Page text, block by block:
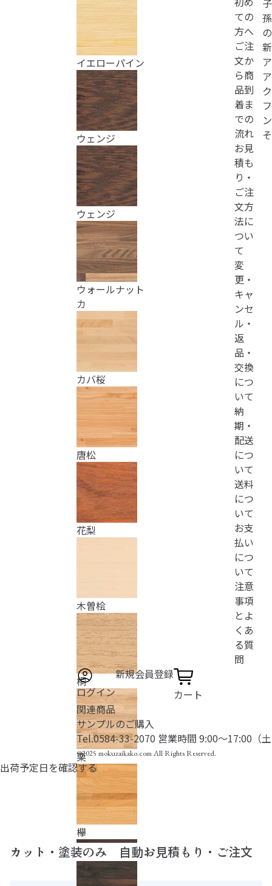
イエローパイン
ウェンジ
ウェンジ
ウォールナット
カ
カバ桜
唐松
花梨
木曽桧
桐
栗
欅
ての
方へ
ご注
文か
ら商
品到
着ま
での
流れ
お見
積も
り・
ご注
文方
法に
つい
て
変
更・
キャ
ンセ
ル・
返
品・
交換
につ
いて
納
期・
配送
につ
いて
送料
につ
いて
お支
払い
につ
いて
注意
事項
とよ
くあ
る質
問
ログイン
新規会員登録
カート
関連商品
サンプルのご購入
Tel.0584-33-2070 営業時間 9:00〜17:00（
©2025 mokuzaikako.com All Rights Reserved.
出荷予定日を確認する
カット・塗装のみ 自動お見積もり・ご注文